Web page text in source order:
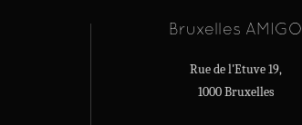
Bruxelles AMIGO
Rue de l'Etuve 19,
1000 Bruxelles